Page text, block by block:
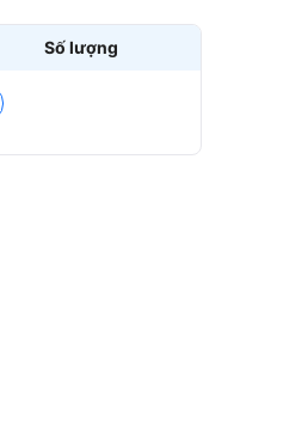
Số lượng